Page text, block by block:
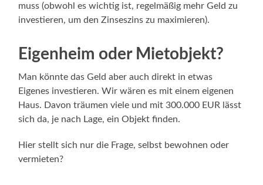
muss (obwohl es wichtig ist, regelmäßig mehr Geld zu
investieren, um den Zinseszins zu maximieren).
Eigenheim oder Mietobjekt?
Man könnte das Geld aber auch direkt in etwas
Eigenes investieren. Wir wären es mit einem eigenen
Haus. Davon träumen viele und mit 300.000 EUR lässt
sich da, je nach Lage, ein Objekt finden.
Hier stellt sich nur die Frage, selbst bewohnen oder
vermieten?